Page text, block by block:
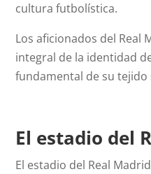
cultura futbolística.
Los aficionados del Real
integral de la identidad
fundamental de su tejido
El estadio del
El estadio del Real